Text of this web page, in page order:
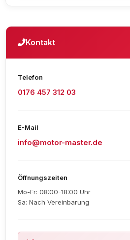
Kontakt
Telefon
0176 457 312 03
E-Mail
info@motor-master.de
Öffnungszeiten
Mo-Fr: 08:00-18:00 Uhr
Sa: Nach Vereinbarung